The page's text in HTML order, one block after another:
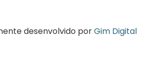
desenvolvido porGim Digital